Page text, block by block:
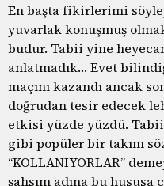
En başta fikirlerimi
yuvarlak konuşmuş
budur. Tabii yine
anlatmadık… Evet
maçını kazandı ancak
doğrudan tesir edecek
etkisi yüzde yüzdü.
gibi popüler bir takım
“KOLLANIYORLAR”
şahsım adına bu hususa